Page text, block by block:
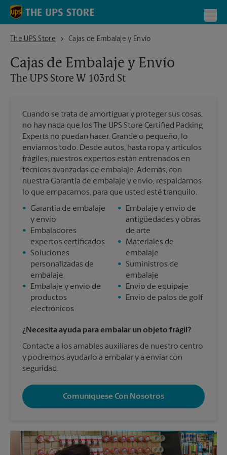
Skip to content
Return to Nav
The UPS Store
The UPS Store W 103rd StCajas de Embalaje y Envío
Cajas de Embalaje y Envío
The UPS Store W 103rd St
Cuando se trata de amortiguar y proteger sus cosas,
no hay nada que los The UPS Store Certified Packing
Experts no puedan hacer. Grande o pequeño, lo
enviamos todo. Desde autos, hasta ropa y artículos
frágiles, nuestros expertos están entrenados en
técnicas avanzadas de embalaje. Además, con
nuestra Garantía de embalaje y envío, respaldamos
lo que empacamos, para que usted esté tranquilo.
• Garantía de embalaje
y envío
•
Embaladores
expertos certificados
•
Soluciones
personalizadas de
embalaje
•
Embalaje y envío de
productos
electrónicos
•
Embalaje y envío de
antigüedades y obras
de arte
•
Materiales de
embalaje
•
Suministros de
embalaje
•
Envío de equipaje
•
Envío de palos de golf
¿Necesita ayuda para embalar un objeto frágil?
Contacte a los amables auxiliares de nuestro centro
y podremos ayudarlo a embalar y a enviar con
seguridad.
Comuníquese Con Nosotros